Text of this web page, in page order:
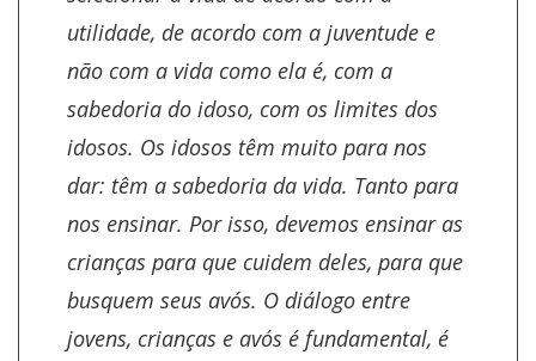
utilidade, de acordo com a juventude e
não com a vida como ela é, com a
sabedoria do idoso, com os limites dos
idosos. Os idosos têm muito para nos
dar: têm a sabedoria da vida. Tanto para
nos ensinar. Por isso, devemos ensinar as
crianças para que cuidem deles, para que
busquem seus avós. O diálogo entre
jovens, crianças e avós é fundamental, é